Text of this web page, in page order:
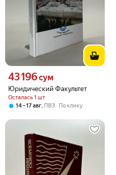
Юридический Факультет
Осталась 1 шт
Цена 43196 сум вместо
43 196сум
14 – 17 авг, ПВЗ По клику